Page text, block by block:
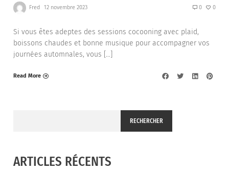
Fred 12 novembre 2023 0 0
Si vous êtes adeptes des sessions cocooning avec plaid,
boissons chaudes et bonne musique pour accompagner vos
journées automnales, vous […]
Read More
RECHERCHER
ARTICLES RÉCENTS